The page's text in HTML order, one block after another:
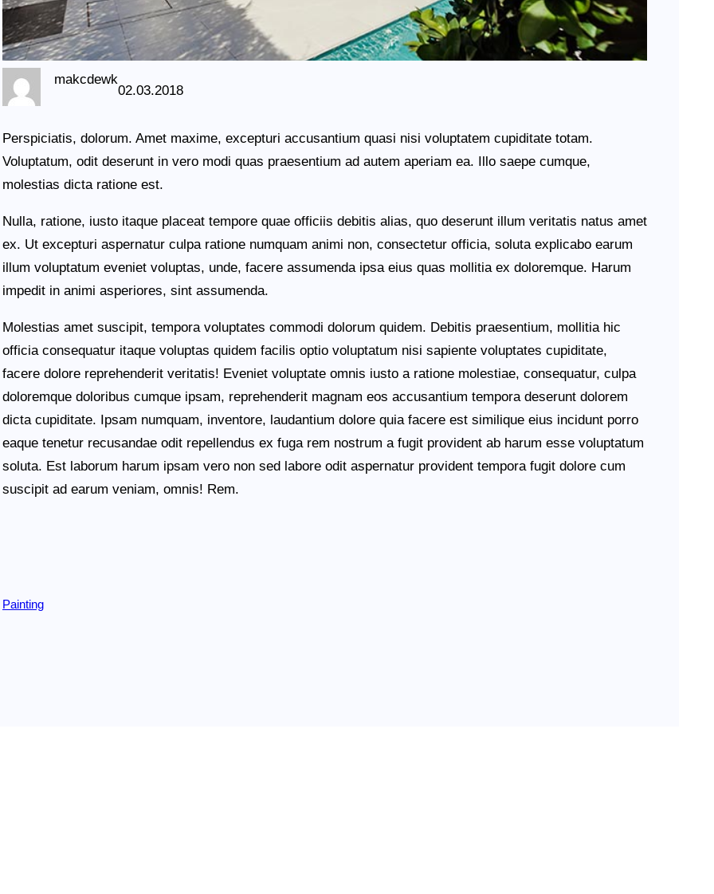
makcdewk
02.03.2018
Perspiciatis, dolorum. Amet maxime, excepturi accusantium quasi nisi voluptatem cupiditate totam.
Voluptatum, odit deserunt in vero modi quas praesentium ad autem aperiam ea. Illo saepe cumque,
molestias dicta ratione est.
Nulla, ratione, iusto itaque placeat tempore quae officiis debitis alias, quo deserunt illum veritatis natus amet
ex. Ut excepturi aspernatur culpa ratione numquam animi non, consectetur officia, soluta explicabo earum
illum voluptatum eveniet voluptas, unde, facere assumenda ipsa eius quas mollitia ex doloremque. Harum
impedit in animi asperiores, sint assumenda.
Molestias amet suscipit, tempora voluptates commodi dolorum quidem. Debitis praesentium, mollitia hic
officia consequatur itaque voluptas quidem facilis optio voluptatum nisi sapiente voluptates cupiditate,
facere dolore reprehenderit veritatis! Eveniet voluptate omnis iusto a ratione molestiae, consequatur, culpa
doloremque doloribus cumque ipsam, reprehenderit magnam eos accusantium tempora deserunt dolorem
dicta cupiditate. Ipsam numquam, inventore, laudantium dolore quia facere est similique eius incidunt porro
eaque tenetur recusandae odit repellendus ex fuga rem nostrum a fugit provident ab harum esse voluptatum
soluta. Est laborum harum ipsam vero non sed labore odit aspernatur provident tempora fugit dolore cum
suscipit ad earum veniam, omnis! Rem.
Painting